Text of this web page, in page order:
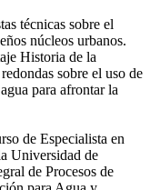
técnicas sobre el
núcleos urbanos.
Historia de la
sobre el uso de
para afrontar la
de Especialista en
Universidad de
de Procesos de